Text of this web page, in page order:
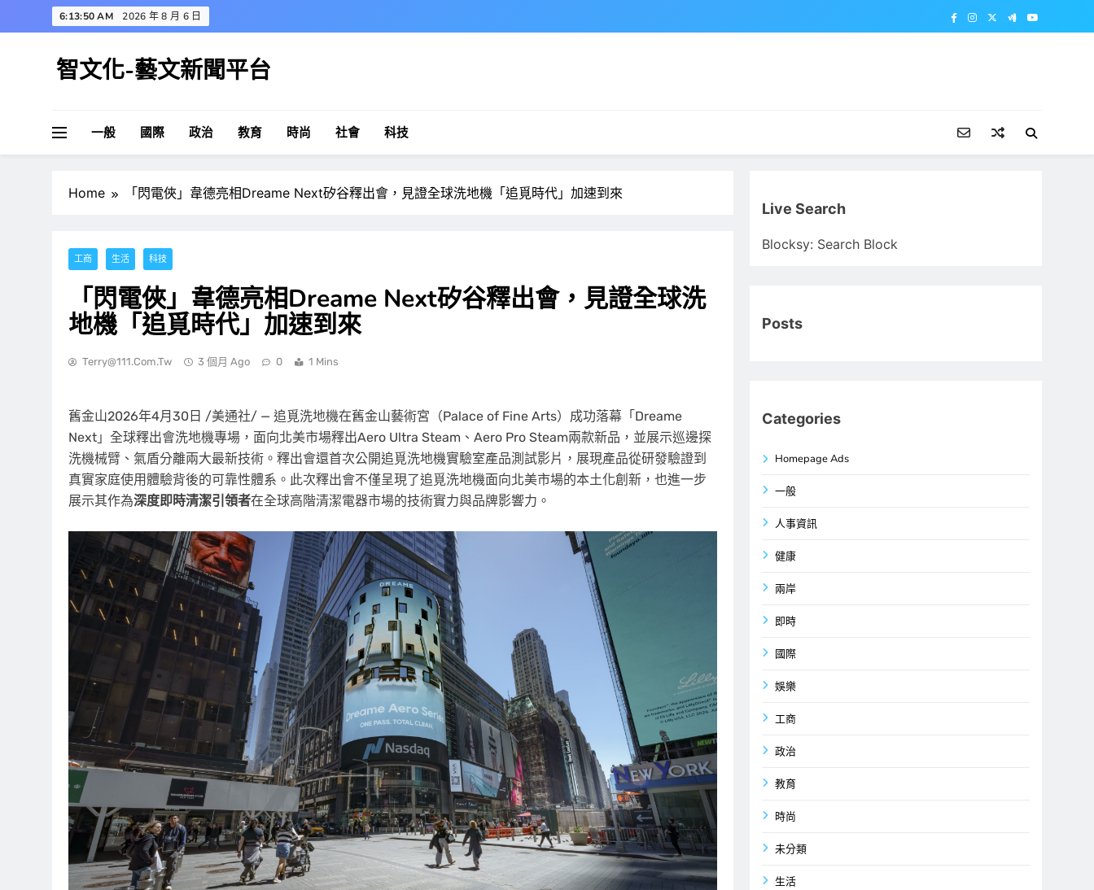
to
6:13:51 AM 2026 年 8 月 6 日
智文化-藝文新聞平台
一般 國際 政治 教育 時尚 社會 科技
Home 「閃電俠」韋德亮相Dreame Next矽谷釋出會，見證全球洗地機「追覓時代」加速到來
工商 生活 科技
「閃電俠」韋德亮相Dreame Next矽谷釋出會，見證全球洗
地機「追覓時代」加速到來
Terry@111.com.tw 3 個月 Ago 0 1 Mins
舊金山2026年4月30日 /美通社/ — 追覓洗地機在舊金山藝術宮（Palace of Fine Arts）成功落幕「Dreame
Next」全球釋出會洗地機專場，面向北美市場釋出Aero Ultra Steam、Aero Pro Steam兩款新品，並展示巡邊探
洗機械臂、氣盾分離兩大最新技術。釋出會還首次公開追覓洗地機實驗室產品測試影片，展現產品從研發驗證到
真實家庭使用體驗背後的可靠性體系。此次釋出會不僅呈現了追覓洗地機面向北美市場的本土化創新，也進一步
展示其作為深度即時清潔引領者在全球高階清潔電器市場的技術實力與品牌影響力。
Live Search
Blocksy: Search Block
Posts
Categories
Homepage Ads
一般
人事資訊
健康
兩岸
即時
國際
娛樂
工商
政治
教育
時尚
未分類
生活